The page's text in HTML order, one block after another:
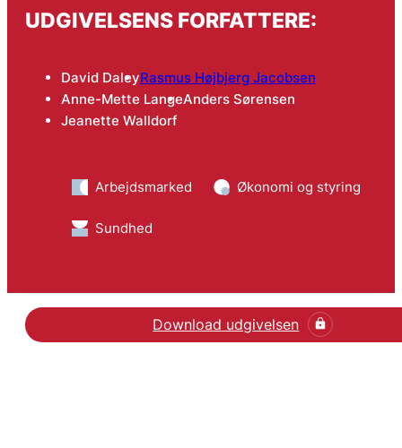
UDGIVELSENS FORFATTERE:
David DaleyRasmus Højbjerg Jacobsen
Anne-Mette LangeAnders Sørensen
Jeanette Walldorf
Arbejdsmarked Økonomi og styring
Sundhed
Download udgivelsen